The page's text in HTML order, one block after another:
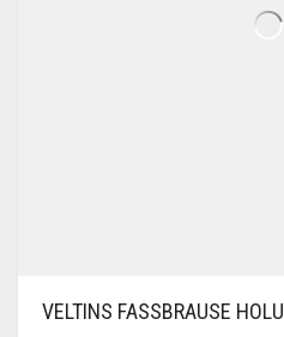
VELTINS FASSBRAUSE